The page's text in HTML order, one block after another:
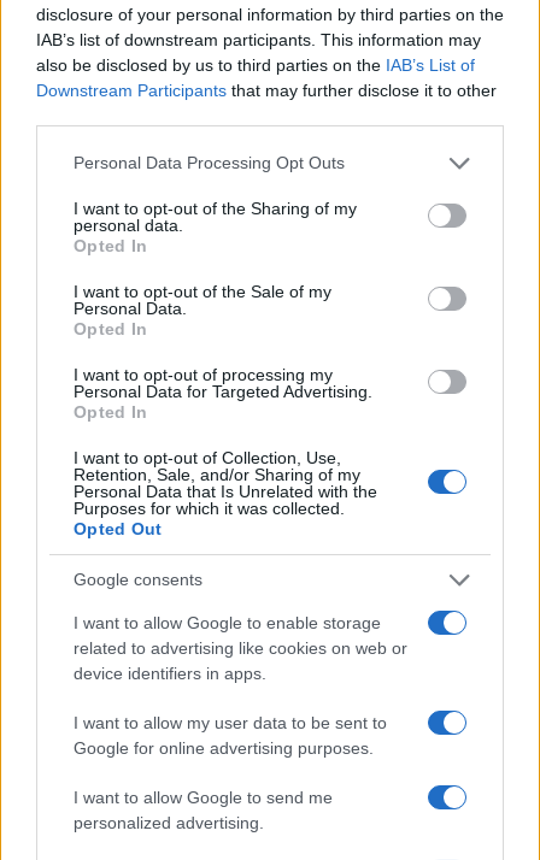
disclosure of your personal information by third parties on the
IAB’s list of downstream participants. This information may
also be disclosed by us to third parties on the IAB’s List of
Downstream Participants that may further disclose it to other
Please note that this website/app uses one or more Google
not limited to your visit or usage behaviour. You may click to
grant or deny consent to Google and its third-party tags to
use your data for below specified purposes in below Google
consent section.
Personal Data Processing Opt Outs
I want to opt-out of the Sharing of my
personal data.
Opted In
I want to opt-out of the Sale of my
Personal Data.
Opted In
I want to opt-out of processing my
Personal Data for Targeted Advertising.
Opted In
I want to opt-out of Collection, Use,
Retention, Sale, and/or Sharing of my
Personal Data that Is Unrelated with the
Purposes for which it was collected.
Opted Out
Google consents
I want to allow Google to enable storage
related to advertising like cookies on web or
device identifiers in apps.
I want to allow my user data to be sent to
Google for online advertising purposes.
I want to allow Google to send me
personalized advertising.
Νέο Audi A2 e-tron με
στόχο την κορυφή της
αποδοτικότητας
Η Chery επενδύει 75 εκατ.
δολάρια στην KG Mobility
Το FIAT 500 Hybrid τώρα από 18.990 ευρώ
Ντουράντ: "Ο Γιάννης θα
κορυφαίος όλων"! (vid)
Οι διακοπές των Γάλλων
του Παναθηναϊκού με
τους στη Μύκονο (pic)
Ελλάδας – Κύπρου